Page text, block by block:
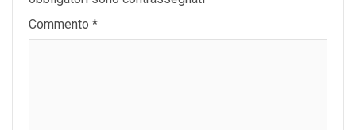
Commento *